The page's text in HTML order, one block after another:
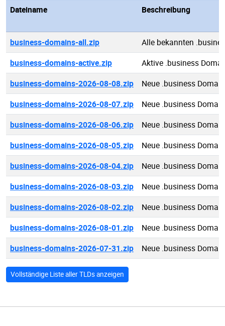
Dateiname Beschreibung
business-domains-all.zip
Alle bekannten
business-domains-active.zip
Aktive .business
business-domains-2026-08-08.zip
Neue .business
business-domains-2026-08-07.zip
Neue .business
business-domains-2026-08-06.zip
Neue .business
business-domains-2026-08-05.zip
Neue .business
business-domains-2026-08-04.zip
Neue .business
business-domains-2026-08-03.zip
Neue .business
business-domains-2026-08-02.zip
Neue .business
business-domains-2026-08-01.zip
Neue .business
business-domains-2026-07-31.zip
Neue .business
Vollständige Liste aller TLDs anzeigen